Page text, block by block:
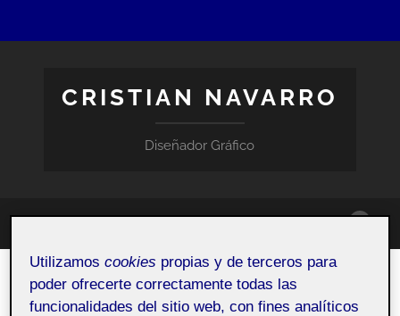
CRISTIAN NAVARRO
Diseñador Gráfico
menú
móvil
Design Thinking IKEA
Utilizamoscookies propias y de terceros para
poder ofrecerte correctamente todas las
funcionalidades del sitio web, con fines analíticos